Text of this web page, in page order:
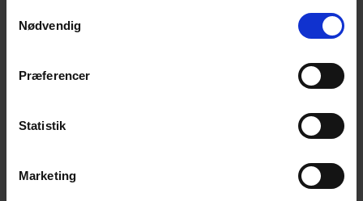
Nødvendig
Præferencer
Statistik
Marketing
aktuelle emner.
Se landsformandens ledere